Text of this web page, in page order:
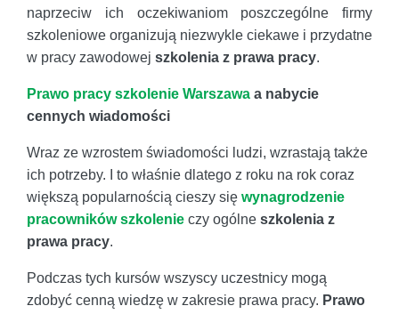
naprzeciw ich oczekiwaniom poszczególne firmy
szkoleniowe organizują niezwykle ciekawe i przydatne
w pracy zawodowej szkolenia z prawa pracy.
Prawo pracy szkolenie Warszawa a nabycie
cennych wiadomości
Wraz ze wzrostem świadomości ludzi, wzrastają także
ich potrzeby. I to właśnie dlatego z roku na rok coraz
większą popularnością cieszy się wynagrodzenie
pracowników szkolenie czy ogólne szkolenia z
prawa pracy.
Podczas tych kursów wszyscy uczestnicy mogą
zdobyć cenną wiedzę w zakresie prawa pracy. Prawo